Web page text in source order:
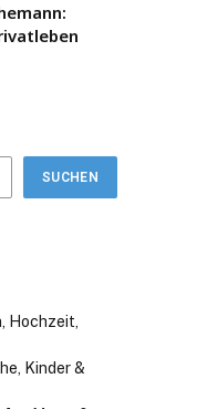
SUCHEN
Hochzeit,
Kinder &